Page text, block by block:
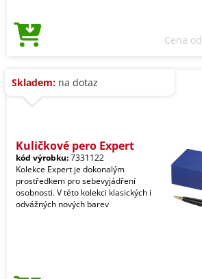
Cena od
Skladem: na dotaz
Kuličkové pero Expert
kód výrobku:7331122
Kolekce Expert je dokonalým
prostředkem pro sebevyjádření
osobnosti. V této kolekci klasických i
odvážných nových barev